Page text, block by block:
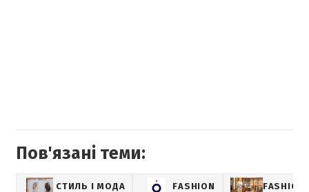
Пов'язані теми:
СТИЛЬ І МОДА FASHION